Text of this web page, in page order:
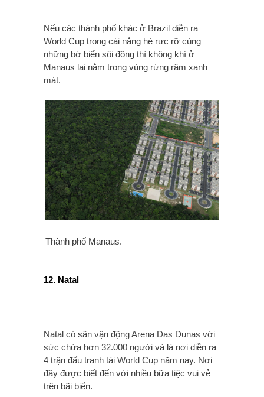
Nếu các thành phố khác ở Brazil diễn ra
World Cup trong cái nắng hè rực rỡ cùng
những bờ biển sôi động thì không khí ở
Manaus lại nằm trong vùng rừng rậm xanh
mát.
Thành phố Manaus.
12. Natal
Natal có sân vận động Arena Das Dunas với
sức chứa hơn 32.000 người và là nơi diễn ra
4 trận đấu tranh tài World Cup năm nay. Nơi
đây được biết đến với nhiều bữa tiệc vui vẻ
trên bãi biển.